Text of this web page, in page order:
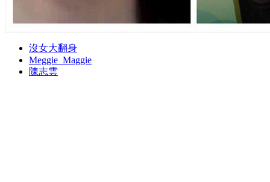
沒女大翻身
Meggie_Maggie
陳志雲